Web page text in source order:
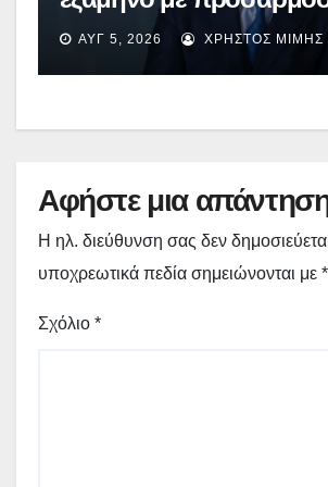
EBITDA στα €1,2 δισ.
ΑΥΓ 5, 2026 ΧΡΉΣΤΟΣ ΜΊΜΗΣ
Αφήστε μια
Η ηλ. διεύθυνση σας δεν
υποχρεωτικά πεδία σημειώνονται με *
Σχόλιο *